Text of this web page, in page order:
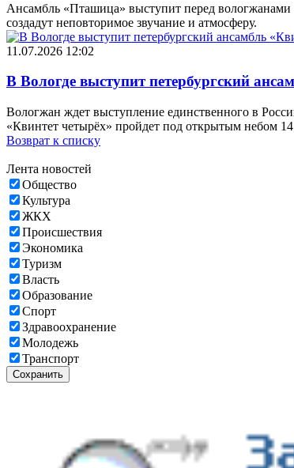
Ансамбль «Пташица» выступит перед вологжанами
создадут неповторимое звучание и атмосферу.
11.07.2026 12:02
В Вологде выступит петербургский
Вологжан ждет выступление единственного в
«Квинтет четырёх» пройдет под открытым небом
Возврат к списку
Лента новостей
Общество
Культура
ЖКХ
Происшествия
Экономика
Туризм
Власть
Образование
Спорт
Здравоохранение
Молодежь
Транспорт
Сохранить